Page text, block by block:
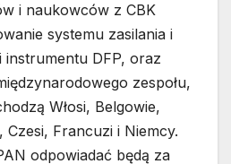
i naukowców z CBK
systemu zasilania i
DFP, oraz
zespołu,
Włosi, Belgowie,
Czesi, Francuzi i Niemcy.
odpowiadać będą za